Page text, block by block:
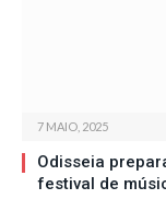
7 MAIO, 2025
Odisseia
festival de